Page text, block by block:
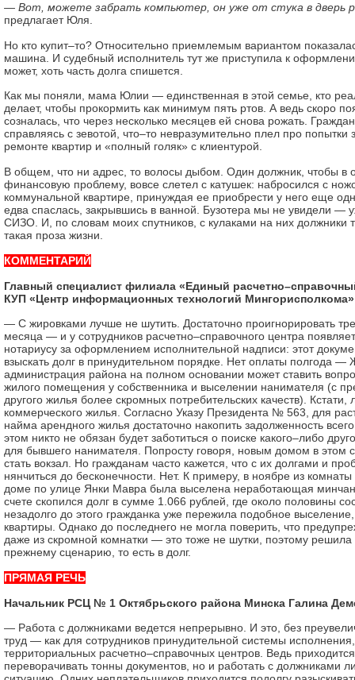
— Вот, можете забрать компьютер, он уже от стука в дверь
предлагает Юля.
Но кто купит–то? Относительно приемлемым вариантом
машина. И судебный исполнитель тут же приступила к
может, хоть часть долга спишется.
Как мы поняли, мама Юлии — единственная в этой семье, кто
делает, чтобы прокормить как минимум пять ртов. А ведь скоро
созналась, что через несколько месяцев ей снова рожать.
справляясь с зевотой, что–то невразумительно плел про попытки
ремонте квартир и «полный голяк» с клиентурой.
В общем, что ни адрес, то волосы дыбом. Один должник, чтобы в
финансовую проблему, вовсе слетел с катушек: набросился с
коммунальной квартире, принуждая ее приобрести у него еще
едва спаслась, закрывшись в ванной. Бузотера мы не увидели —
СИЗО. И, по словам моих спутников, с кулаками на них должники
такая проза жизни.
КОММЕНТАРИЙ
Главный специалист филиала «Единый
КУП «Центр информационных технологий
— С жировками лучше не шутить. Достаточно проигнорировать
месяца — и у сотрудников расчетно–справочного центра
нотариусу за оформлением исполнительной надписи: этот
взыскать долг в принудительном порядке. Нет оплаты полгода
администрация района на полном основании может ставить
жилого помещения у собственника и выселении нанимателя (с
другого жилья более скромных потребительских качеств). Кстати,
коммерческого жилья. Согласно Указу Президента № 563, для
найма арендного жилья достаточно накопить задолженность
этом никто не обязан будет заботиться о поиске какого–либо
для бывшего нанимателя. Попросту говоря, новым домом в этом
стать вокзал. Но гражданам часто кажется, что с их долгами и
нянчиться до бесконечности. Нет. К примеру, в ноябре из
доме по улице Янки Мавра была выселена неработающая
счете скопился долг в сумме 1.066 рублей, где около половины
незадолго до этого гражданка уже пережила подобное
квартиры. Однако до последнего не могла поверить, что
даже из скромной комнатки — это тоже не шутки, поэтому решила
прежнему сценарию, то есть в долг.
ПРЯМАЯ РЕЧЬ
Начальник РСЦ № 1 Октябрьского района Минска Галина
— Работа с должниками ведется непрерывно. И это, без
труд — как для сотрудников принудительной системы
территориальных расчетно–справочных центров. Ведь
переворачивать тонны документов, но и работать с должниками